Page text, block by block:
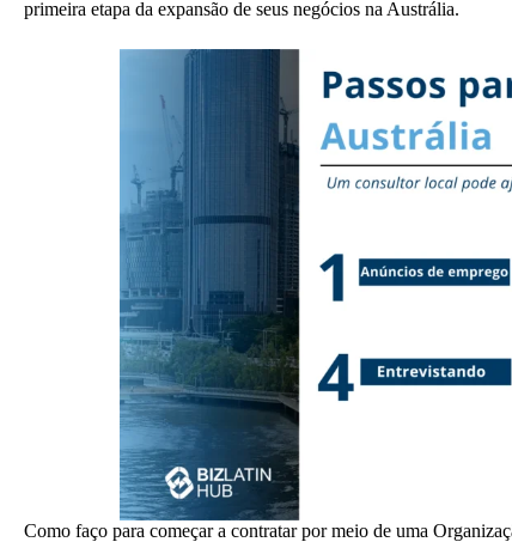
primeira etapa da expansão de seus negócios na Austrália.
Como faço para começar a contratarpor meio de uma